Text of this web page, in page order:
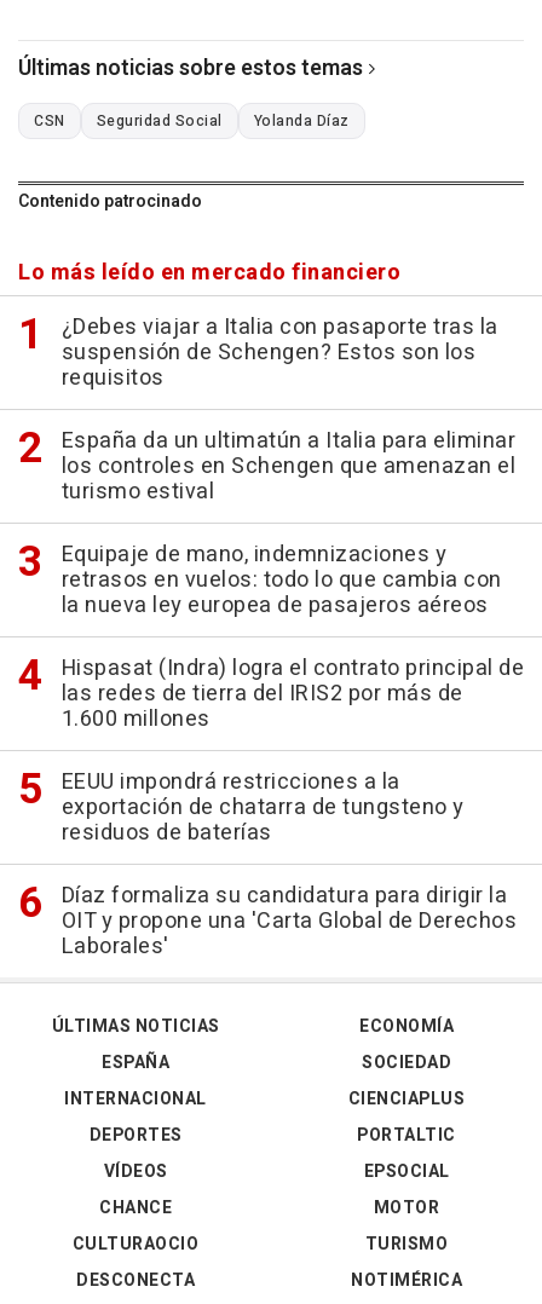
Últimas noticias sobre estos temas
CSN Seguridad Social Yolanda Díaz
Contenido patrocinado
Lo más leído en mercado financiero
¿Debes viajar a Italia con pasaporte tras la
suspensión de Schengen? Estos son los
requisitos
España da un ultimatún a Italia para eliminar
los controles en Schengen que amenazan el
turismo estival
Equipaje de mano, indemnizaciones y
retrasos en vuelos: todo lo que cambia con
la nueva ley europea de pasajeros aéreos
Hispasat (Indra) logra el contrato principal de
las redes de tierra del IRIS2 por más de
1.600 millones
EEUU impondrá restricciones a la
exportación de chatarra de tungsteno y
residuos de baterías
Díaz formaliza su candidatura para dirigir la
OIT y propone una 'Carta Global de Derechos
Laborales'
ÚLTIMAS NOTICIAS
ESPAÑA
INTERNACIONAL
DEPORTES
VÍDEOS
ECONOMÍA
SOCIEDAD
CIENCIAPLUS
PORTALTIC
EPSOCIAL
CHANCE
CULTURAOCIO
DESCONECTA
MOTOR
TURISMO
NOTIMÉRICA